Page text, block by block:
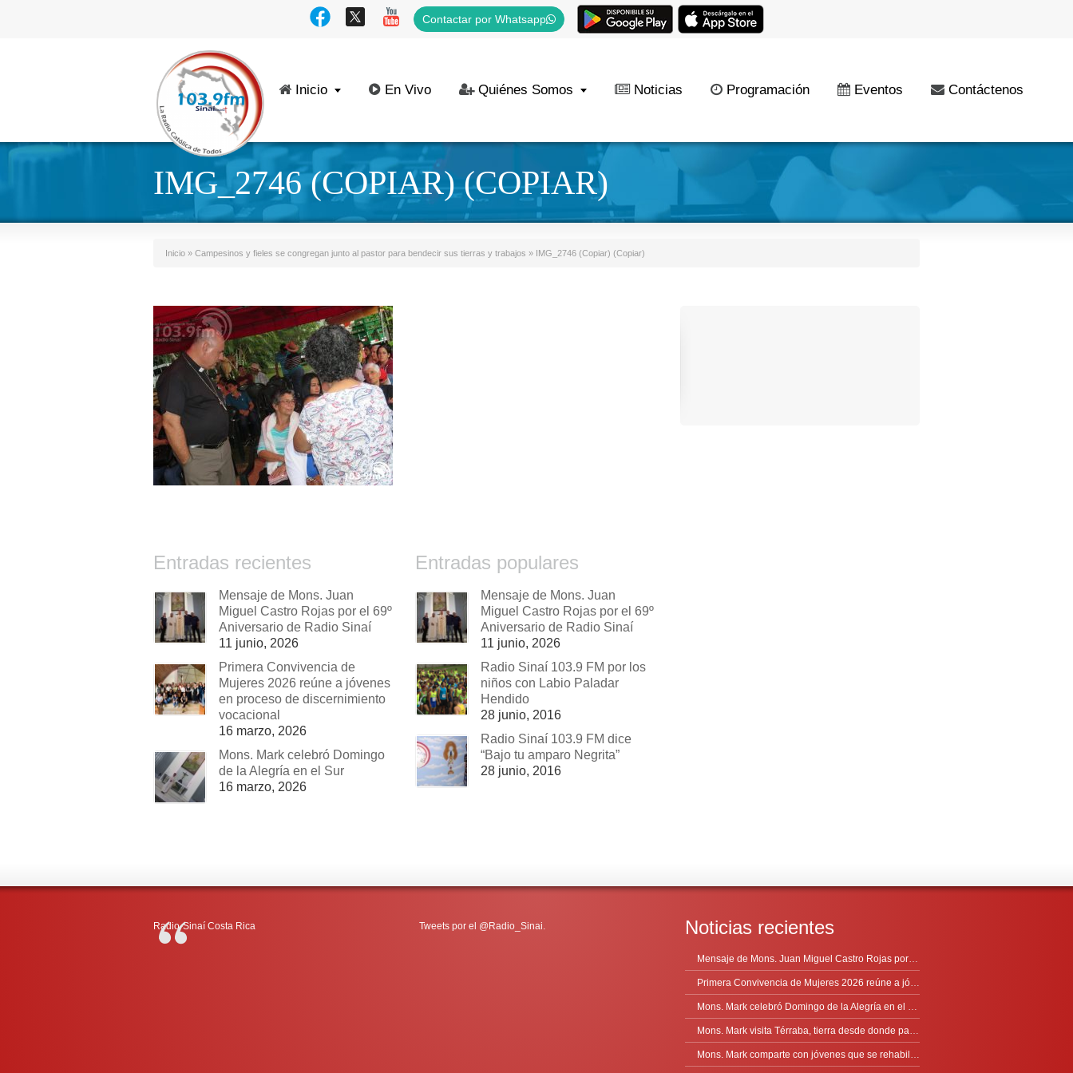
Contactar por Whatsapp
Inicio En Vivo Quiénes Somos Noticias Programación Eventos Contáctenos
IMG_2746 (COPIAR) (COPIAR)
Inicio » Campesinos y fieles se congregan junto al pastor para bendecir sus tierras y trabajos » IMG_2746 (Copiar) (Copiar)
Entradas recientes
Mensaje de Mons. Juan
Miguel Castro Rojas por el 69º
Aniversario de Radio Sinaí
11 junio, 2026
Primera Convivencia de
Mujeres 2026 reúne a jóvenes
en proceso de discernimiento
vocacional
16 marzo, 2026
Mons. Mark celebró Domingo
de la Alegría en el Sur
16 marzo, 2026
Entradas populares
Mensaje de Mons. Juan
Miguel Castro Rojas por el 69º
Aniversario de Radio Sinaí
11 junio, 2026
Radio Sinaí 103.9 FM por los
niños con Labio Paladar
Hendido
28 junio, 2016
Radio Sinaí 103.9 FM dice
“Bajo tu amparo Negrita”
28 junio, 2016
Radio-Sinaí Costa Rica Tweets por el @Radio_Sinai. Noticias recientes
Mensaje de Mons. Juan Miguel Castro Rojas por el 69º Aniversario de Radio Sinaí
Primera Convivencia de Mujeres 2026 reúne a jóvenes en proceso de discernimiento vocacional
Mons. Mark celebró Domingo de la Alegría en el Sur
Mons. Mark visita Térraba, tierra desde donde parte la evangelización
Mons. Mark comparte con jóvenes que se rehabilitan en Comunidad Cenáculo